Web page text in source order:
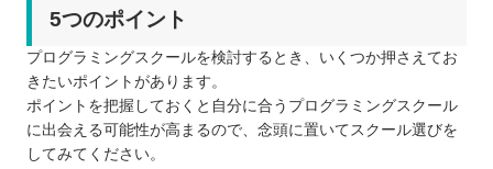
料金形態について
受講スケジュールについて
カリキュラムの質について
サポート体制について
5つのポイント
プログラミングスクールを検討するとき、いくつか押さえてお
きたいポイントがあります。
ポイントを把握しておくと自分に合うプログラミングスクール
に出会える可能性が高まるので、念頭に置いてスクール選びを
してみてください。